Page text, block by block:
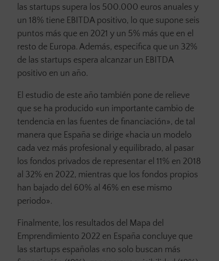
las startups supera los 500.000 euros anuales y
un 18% tiene EBITDA positivo, lo que supone seis
puntos más que en 2021 y un 5% más que en el
resto de Europa. Además, especifica que un 32%
de las startups espera alcanzar un EBITDA
positivo en un año.
El estudio de este año también pone de relieve
que se ha producido «un importante cambio de
tendencia en las fuentes de financiación», de tal
manera que España se dirige «hacia un modelo
cada vez más profesional y equilibrado, al pasar
los fondos privados de representar el 11% en 2018
al 32% en 2022, mientras que los fondos propios
han bajado del 60% al 46% en ese mismo
periodo».
Finalmente, los resultados del Mapa del
Emprendimiento 2022 en España concluye que
las startups españolas «no solo buscan más